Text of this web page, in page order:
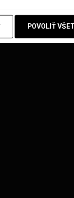
POVOLIŤ